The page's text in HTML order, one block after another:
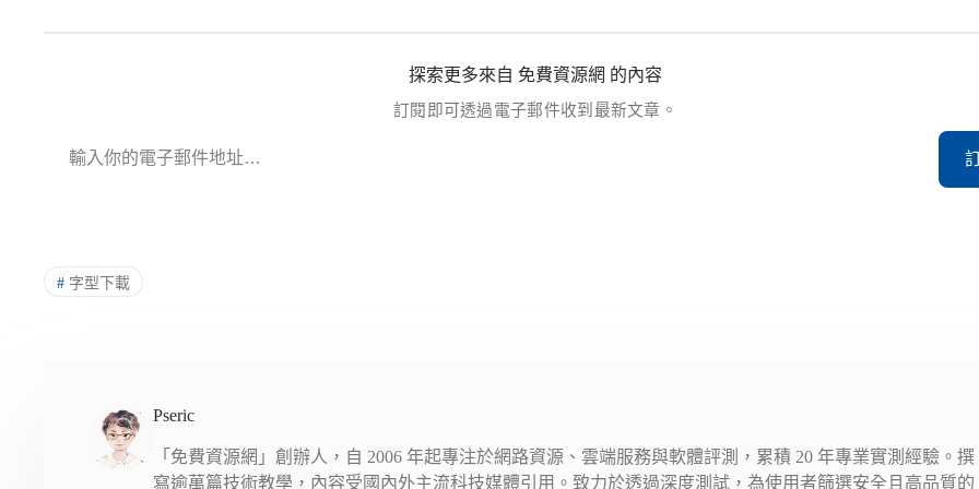
探索更多來自 免費資源網 的內容
訂閱即可透過電子郵件收到最新文章。
#字型下載
Pseric
「免費資源網」創辦人，自 2006 年起專注於網路資源、雲端服務與軟體評測，累積 20 年專業實測經驗。撰
寫逾萬篇技術教學，內容受國內外主流科技媒體引用。致力於透過深度測試，為使用者篩選安全且高品質的